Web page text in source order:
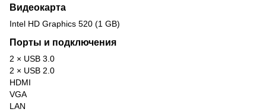
Видеокарта
Intel HD Graphics 520 (1 GB)
Порты и подключения
2 × USB 3.0
2 × USB 2.0
HDMI
VGA
LAN